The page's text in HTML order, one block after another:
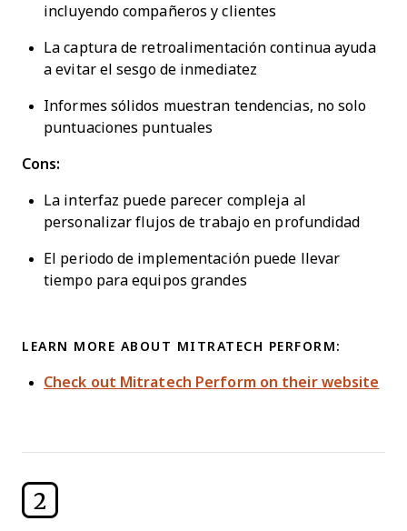
incluyendo compañeros y clientes
La captura de retroalimentación continua ayuda
a evitar el sesgo de inmediatez
Informes sólidos muestran tendencias, no solo
puntuaciones puntuales
Cons:
La interfaz puede parecer compleja al
personalizar flujos de trabajo en profundidad
El periodo de implementación puede llevar
tiempo para equipos grandes
LEARN MORE ABOUT MITRATECH PERFORM:
Check out Mitratech Perform on their website
2